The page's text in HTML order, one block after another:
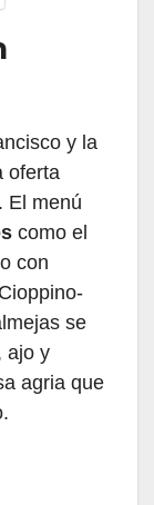
y la
oferta
El menú
como el
con
se
ajo y
agria que